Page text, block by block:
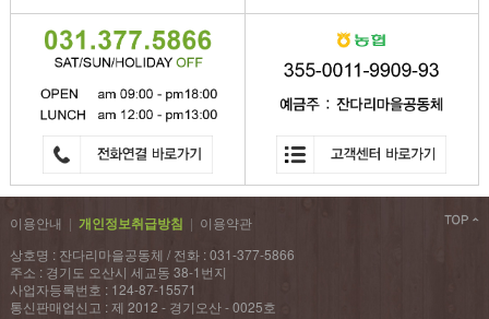
이용안내 | 개인정보취급방침 | 이용약관
상호명 : 잔다리마을공동체 / 전화 : 031-377-5866
주소 : 경기도 오산시 세교동 38-1번지
사업자등록번호 : 124-87-15571
통신판매업신고 : 제 2012 - 경기오산 - 0025호